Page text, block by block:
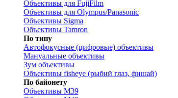
Объективы для FujiFilm
Объективы для Olympus/Panasonic
Объективы Sigma
Объективы Tamron
По типу
Автофокусные (цифровые) объективы
Мануальные объективы
Зум объективы
Объективы fisheye (рыбий глаз, фишай)
По байонету
Объективы M39